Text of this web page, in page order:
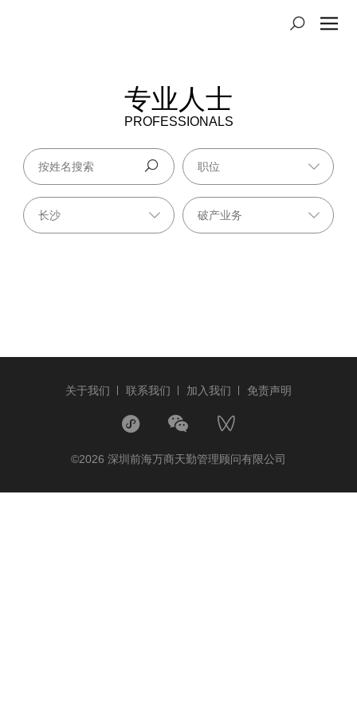
专业人士
PROFESSIONALS
关于我们 联系我们 加入我们 免责声明
©2026 深圳前海万商天勤管理顾问有限公司